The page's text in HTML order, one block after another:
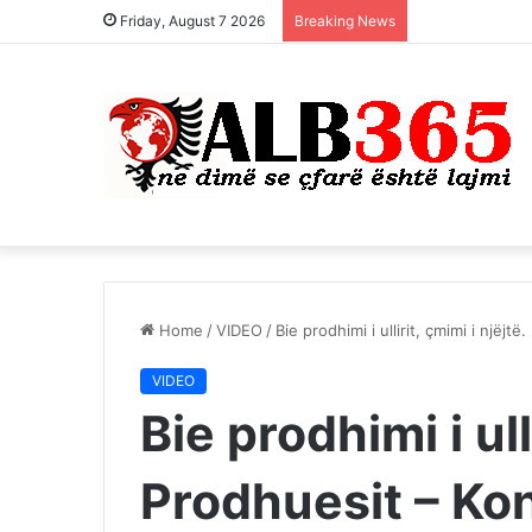
Friday, August 7 2026 Breaking News
Home /VIDEO / Bie prodhimi i ullirit, çmimi i
VIDEO
Bie prodhimi i
Prodhuesit –